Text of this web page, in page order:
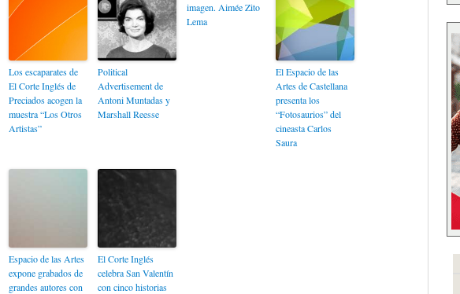
Los escaparates de
El Corte Inglés de
Preciados acogen la
muestra “Los Otros
Artistas”
Political
Advertisement de
Antoni Muntadas y
Marshall Reesse
imagen. Aimée Zito
Lema
El Espacio de las
Artes de Castellana
presenta los
“Fotosaurios” del
cineasta Carlos
Saura
Espacio de las Artes
expone grabados de
grandes autores con
El Corte Inglés
celebra San Valentín
con cinco historias